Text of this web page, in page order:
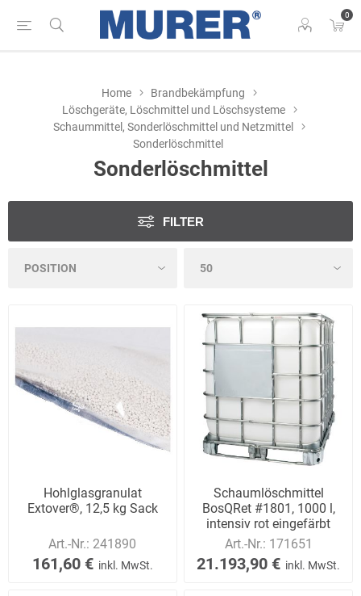
0
Home
Brandbekämpfung
Löschgeräte, Löschmittel und Löschsysteme
Schaummittel, Sonderlöschmittel und Netzmittel
Sonderlöschmittel
Sonderlöschmittel
FILTER
Hohlglasgranulat
Extover®, 12,5 kg Sack
Art.-Nr.: 241890
161,60 € inkl. MwSt.
Schaumlöschmittel
BosQRet #1801, 1000 l,
intensiv rot eingefärbt
Art.-Nr.: 171651
21.193,90 € inkl. MwSt.